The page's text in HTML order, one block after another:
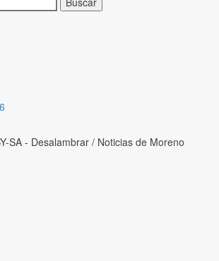
SA - Desalambrar / Noticias de Moreno